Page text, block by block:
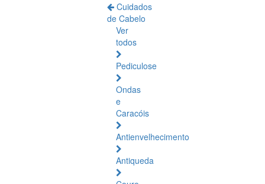
Cuidados
de Cabelo
Ver
todos
Pediculose
Ondas
e
Caracóis
Antienvelhecimento
Antiqueda